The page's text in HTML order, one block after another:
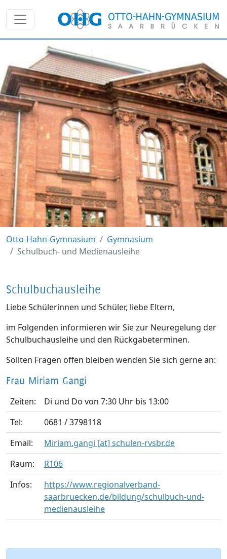
Otto-Hahn-Gymnasium
Gymnasium
Schulbuch- und Medienausleihe
Schulbuchausleihe
Liebe Schülerinnen und Schüler, liebe Eltern,
im Folgenden informieren wir Sie zur Neuregelung der
Schulbuchausleihe und den Rückgabeterminen.
Sollten Fragen offen bleiben wenden Sie sich gerne an:
Frau Miriam Gangi
Zeiten:
Di und Do von 7:30 Uhr bis 13:00
Tel:
0681 / 3798118
Email:
Miriam.gangi [at] schulen-rvsbr.de
Raum:
R106
Infos:
https://www.regionalverband-
saarbruecken.de/bildung/schulbuch-und-
medienausleihe